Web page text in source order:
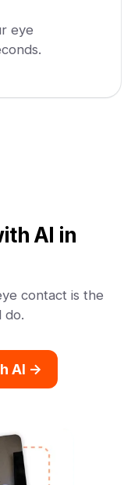
eye
AI in
contact is the
do.
AI ->